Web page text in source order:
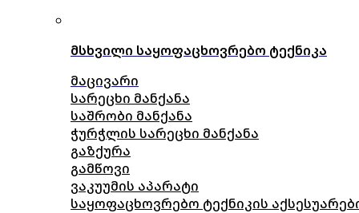
მსხვილი საყოფაცხოვრებო ტექნიკა
მაცივარი
სარეცხი მანქანა
საშრობი მანქანა
ჭურჭლის სარეცხი მანქანა
გაზქურა
გამწოვი
ვაკუუმის აპარატი
საყოფაცხოვრებო ტექნიკის